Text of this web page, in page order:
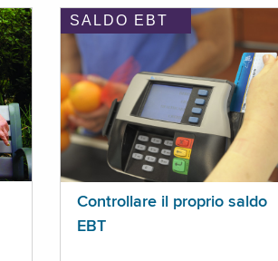
SALDO EBT
Controllare il proprio saldo
EBT